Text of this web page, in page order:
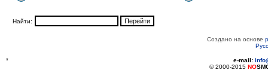
Найти:
Создано на основе
* e-mail:
© 2000-2015 NO